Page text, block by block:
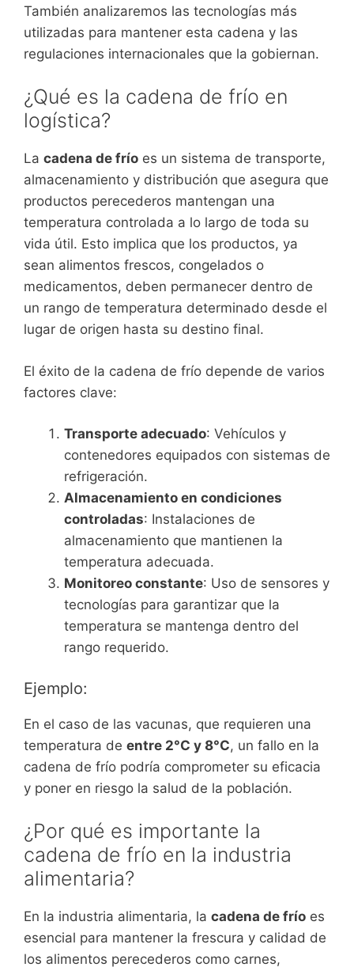
También analizaremos las tecnologías más
utilizadas para mantener esta cadena y las
regulaciones internacionales que la gobiernan.
¿Qué es la cadena de frío en
logística?
La cadena de frío es un sistema de transporte,
almacenamiento y distribución que asegura que
productos perecederos mantengan una
temperatura controlada a lo largo de toda su
vida útil. Esto implica que los productos, ya
sean alimentos frescos, congelados o
medicamentos, deben permanecer dentro de
un rango de temperatura determinado desde el
lugar de origen hasta su destino final.
El éxito de la cadena de frío depende de varios
factores clave:
Transporte adecuado: Vehículos y
contenedores equipados con sistemas de
refrigeración.
Almacenamiento en condiciones
controladas: Instalaciones de
almacenamiento que mantienen la
temperatura adecuada.
Monitoreo constante: Uso de sensores y
tecnologías para garantizar que la
temperatura se mantenga dentro del
rango requerido.
Ejemplo:
En el caso de las vacunas, que requieren una
temperatura de entre 2°C y 8°C, un fallo en la
cadena de frío podría comprometer su eficacia
y poner en riesgo la salud de la población.
¿Por qué es importante la
cadena de frío en la industria
alimentaria?
En la industria alimentaria, la cadena de frío es
esencial para mantener la frescura y calidad de
los alimentos perecederos como carnes,